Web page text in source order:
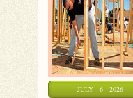
JULY - 6 - 2026